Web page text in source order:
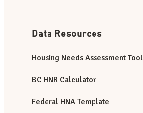
Data Resources
Housing Needs Assessment Tool
BC HNR Calculator
Federal HNA Template